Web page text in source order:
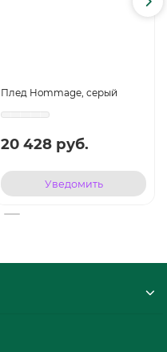
Плед Hommage, серый
20 428 руб.
Уведомить